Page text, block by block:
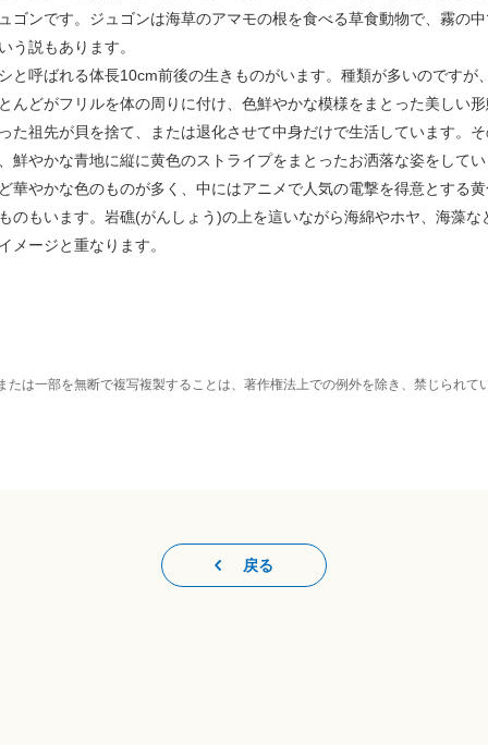
ゴンです。ジュゴンは海草のアマモの根を食べる草食動物で、霧の
う説もあります。
呼ばれる体長10cm前後の生きものがいます。種類が多いのですが
んどがフリルを体の周りに付け、色鮮やかな模様をまとった美しい
た祖先が貝を捨て、または退化させて中身だけで生活しています。
鮮やかな青地に縦に黄色のストライプをまとったお洒落な姿をしてい
やかな色のものが多く、中にはアニメで人気の電撃を得意とする
のもいます。岩礁(がんしょう)の上を這いながら海綿やホヤ、海藻
メージと重なります。
たは一部を無断で複写複製することは、著作権法上での例外を除き、禁じられて
戻る